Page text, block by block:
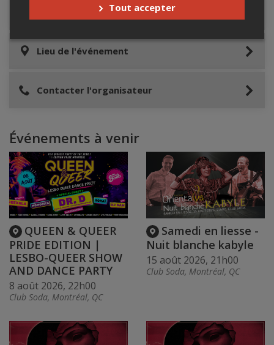
Informations relatives au stationnement
Lieu de l'événement
Contacter l'organisateur
Événements à venir
QUEEN & QUEER
PRIDE EDITION |
LESBO-QUEER SHOW
AND DANCE PARTY
8 août 2026, 22h00
Club Soda, Montréal, QC
Samedi en liesse -
Nuit blanche kabyle
15 août 2026, 21h00
Club Soda, Montréal, QC
Tout accepter